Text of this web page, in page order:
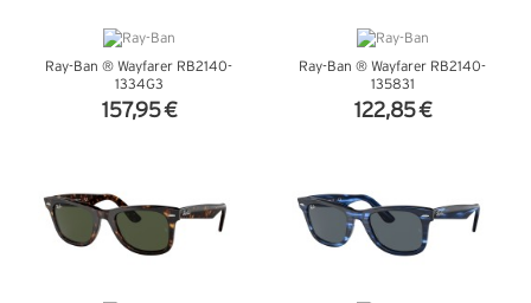
Ray-Ban ® Wayfarer RB2140-
1334G3
157,95 €
Ray-Ban ® Wayfarer RB2140-
135831
122,85 €